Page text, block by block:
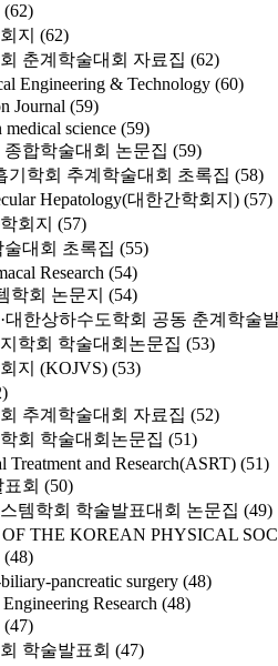
(62)
지 (62)
춘계학술대회 자료집 (62)
Engineering & Technology (60)
Journal (59)
science (59)
합학술대회 논문집 (59)
기학회 추계학술대회 초록집 (58)
Hepatology(대한간학회지) (57)
회지 (57)
대회 초록집 (55)
Research (54)
학회 논문지 (54)
대한상하수도학회 공동 춘계학술
학회 학술대회논문집 (53)
지 (KOJVS) (53)
추계학술대회 자료집 (52)
회 학술대회논문집 (51)
Treatment and Research(ASRT) (51)
회 (50)
템학회 학술발표대회 논문집 (49)
THE KOREAN PHYSICAL
(48)
pancreatic surgery (48)
Research (48)
(47)
학술발표회 (47)